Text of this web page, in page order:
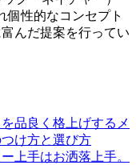
個性的なコンセプト
んだ提案を行ってい
品良く格上げするメ
け方と選び方
上手はお洒落上手。